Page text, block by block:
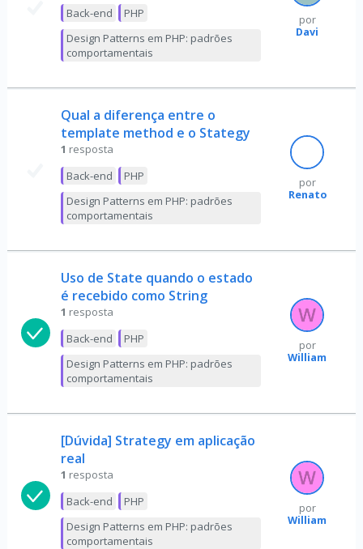
Back-end
PHP
Design Patterns em PHP: padrões
comportamentais
por
Davi
Qual a diferença entre o
template method e o Stategy
1 resposta
Back-end
PHP
Design Patterns em PHP: padrões
comportamentais
por
Renato
Uso de State quando o estado
é recebido como String
1 resposta
Back-end
PHP
Design Patterns em PHP: padrões
comportamentais
por
William
[Dúvida] Strategy em aplicação
real
1 resposta
Back-end
PHP
Design Patterns em PHP: padrões
comportamentais
por
William